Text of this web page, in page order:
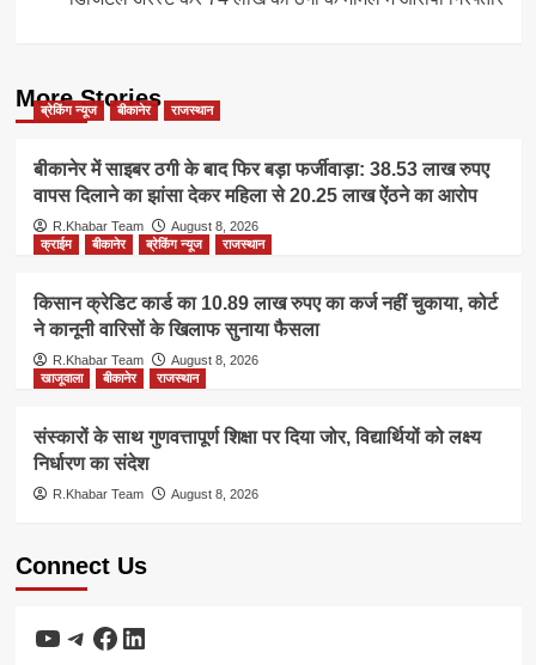
More Stories
ब्रेकिंग न्यूज बीकानेर राजस्थान
बीकानेर में साइबर ठगी के बाद फिर बड़ा फर्जीवाड़ा: 38.53 लाख रुपए
वापस दिलाने का झांसा देकर महिला से 20.25 लाख ऐंठने का आरोप
R.Khabar Team
August 8, 2026
क्राईम
बीकानेर ब्रेकिंग न्यूज राजस्थान
किसान क्रेडिट कार्ड का 10.89 लाख रुपए का कर्ज नहीं चुकाया, कोर्ट
ने कानूनी वारिसों के खिलाफ सुनाया फैसला
R.Khabar Team
August 8, 2026
खाजूवाला
बीकानेर राजस्थान
संस्कारों के साथ गुणवत्तापूर्ण शिक्षा पर दिया जोर, विद्यार्थियों को लक्ष्य
निर्धारण का संदेश
R.Khabar Team August 8, 2026
Connect Us
YouTube
Telegram
Facebook
LinkedIn